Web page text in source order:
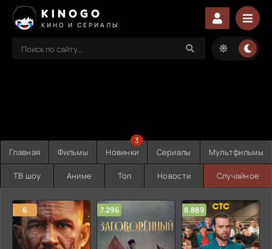
KINOGO
КИНО И СЕРИАЛЫ
Главная Фильмы Новинки
3
Сериалы Мультфильмы
ТВ шоу Аниме Топ Новости Случайное
6 7.296 8.889